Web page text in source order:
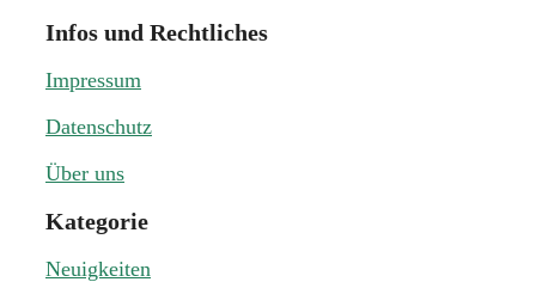
Infos und Rechtliches
Impressum
Datenschutz
Über uns
Kategorie
Neuigkeiten